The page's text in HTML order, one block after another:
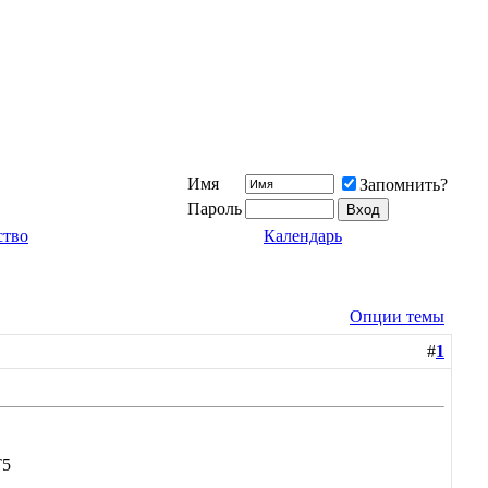
Имя
Запомнить?
Пароль
Календарь
Опции темы
#1